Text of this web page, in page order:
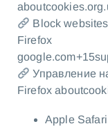
Block
Firefox
Управление
Firefox
Apple